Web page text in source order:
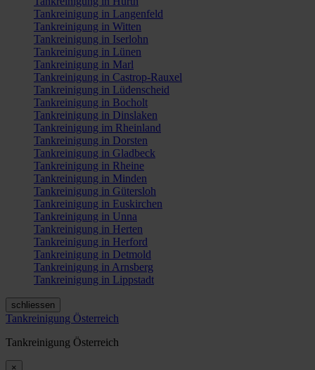
Tankreinigung in Langenfeld
Tankreinigung in Witten
Tankreinigung in Iserlohn
Tankreinigung in Lünen
Tankreinigung in Marl
Tankreinigung in Castrop-Rauxel
Tankreinigung in Lüdenscheid
Tankreinigung in Bocholt
Tankreinigung in Dinslaken
Tankreinigung im Rheinland
Tankreinigung in Dorsten
Tankreinigung in Gladbeck
Tankreinigung in Rheine
Tankreinigung in Minden
Tankreinigung in Gütersloh
Tankreinigung in Euskirchen
Tankreinigung in Unna
Tankreinigung in Herten
Tankreinigung in Herford
Tankreinigung in Detmold
Tankreinigung in Arnsberg
Tankreinigung in Lippstadt
schliessen
Tankreinigung Österreich
Tankreinigung Österreich
×